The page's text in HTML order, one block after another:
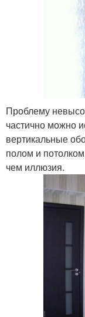
Проблему
частично можно
вертикальные
полом и
чем иллюзия.